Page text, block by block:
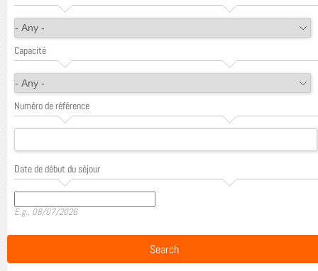
Capacité
Numéro de référence
Date de début du séjour
E.g., 08/07/2026